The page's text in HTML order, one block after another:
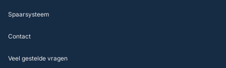
Spaarsysteem
Contact
Veel gestelde vragen